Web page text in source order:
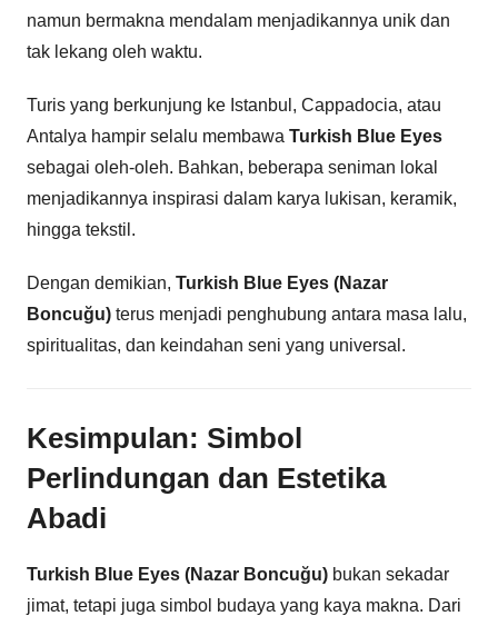
namun bermakna mendalam menjadikannya unik dan
tak lekang oleh waktu.
Turis yang berkunjung ke Istanbul, Cappadocia, atau
Antalya hampir selalu membawa Turkish Blue Eyes
sebagai oleh-oleh. Bahkan, beberapa seniman lokal
menjadikannya inspirasi dalam karya lukisan, keramik,
hingga tekstil.
Dengan demikian, Turkish Blue Eyes (Nazar
Boncuğu) terus menjadi penghubung antara masa lalu,
spiritualitas, dan keindahan seni yang universal.
Kesimpulan: Simbol
Perlindungan dan Estetika
Abadi
Turkish Blue Eyes (Nazar Boncuğu) bukan sekadar
jimat, tetapi juga simbol budaya yang kaya makna. Dari